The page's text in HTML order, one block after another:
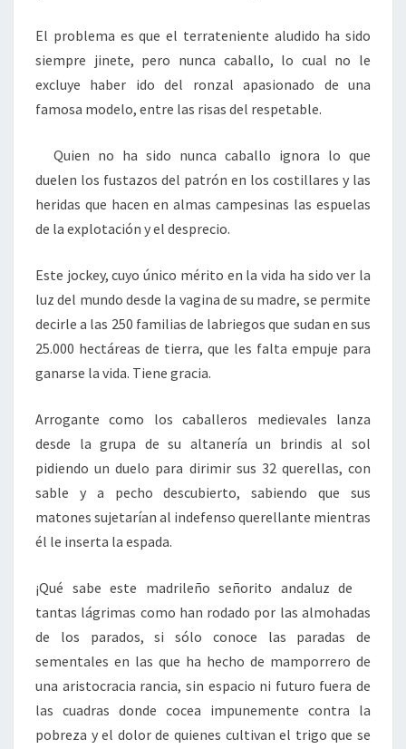
El problema es que el terrateniente aludido ha sido
siempre jinete, pero nunca caballo, lo cual no le
excluye haber ido del ronzal apasionado de una
famosa modelo, entre las risas del respetable.
Quien no ha sido nunca caballo ignora lo que
duelen los fustazos del patrón en los costillares y las
heridas que hacen en almas campesinas las espuelas
de la explotación y el desprecio.
Este jockey, cuyo único mérito en la vida ha sido ver la
luz del mundo desde la vagina de su madre, se permite
decirle a las 250 familias de labriegos que sudan en sus
25.000 hectáreas de tierra, que les falta empuje para
ganarse la vida. Tiene gracia.
Arrogante como los caballeros medievales lanza
desde la grupa de su altanería un brindis al sol
pidiendo un duelo para dirimir sus 32 querellas, con
sable y a pecho descubierto, sabiendo que sus
matones sujetarían al indefenso querellante mientras
él le inserta la espada.
¡Qué sabe este madrileño señorito andaluz de
tantas lágrimas como han rodado por las almohadas
de los parados, si sólo conoce las paradas de
sementales en las que ha hecho de mamporrero de
una aristocracia rancia, sin espacio ni futuro fuera de
las cuadras donde cocea impunemente contra la
pobreza y el dolor de quienes cultivan el trigo que se